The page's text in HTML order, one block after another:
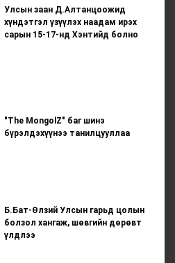
Улсын заан Д.Алтанцоожид
хүндэтгэл үзүүлэх наадам ирэх
сарын 15-17-нд Хэнтийд болно
"The MongolZ" баг шинэ
бүрэлдэхүүнээ танилцууллаа
Б.Бат-Өлзий Улсын гарьд цолын
болзол хангаж, шөвгийн дөрөвт
үлдлээ